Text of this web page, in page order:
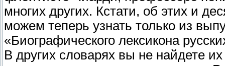
многих других. Кстати, об этих и
можем теперь узнать только из
«Биографического лексикона
В других словарях вы не найдете